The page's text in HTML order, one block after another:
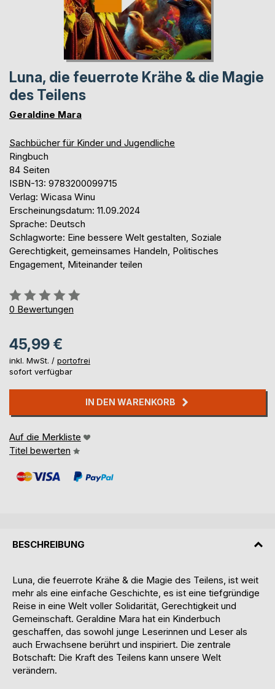
Luna, die feuerrote Krähe & die Magie
des Teilens
Geraldine Mara
Sachbücher für Kinder und Jugendliche
Ringbuch
84 Seiten
ISBN-13: 9783200099715
Verlag: Wicasa Winu
Erscheinungsdatum: 11.09.2024
Sprache: Deutsch
Schlagworte: Eine bessere Welt gestalten, Soziale
Gerechtigkeit, gemeinsames Handeln, Politisches
Engagement, Miteinander teilen
Bewertung::
0%
0 Bewertungen
45,99 €
inkl. MwSt. / portofrei
sofort verfügbar
IN DEN WARENKORB
Auf die Merkliste
Titel bewerten
BESCHREIBUNG
Luna, die feuerrote Krähe & die Magie des Teilens, ist weit
mehr als eine einfache Geschichte, es ist eine tiefgründige
Reise in eine Welt voller Solidarität, Gerechtigkeit und
Gemeinschaft. Geraldine Mara hat ein Kinderbuch
geschaffen, das sowohl junge Leserinnen und Leser als
auch Erwachsene berührt und inspiriert. Die zentrale
Botschaft: Die Kraft des Teilens kann unsere Welt
verändern.